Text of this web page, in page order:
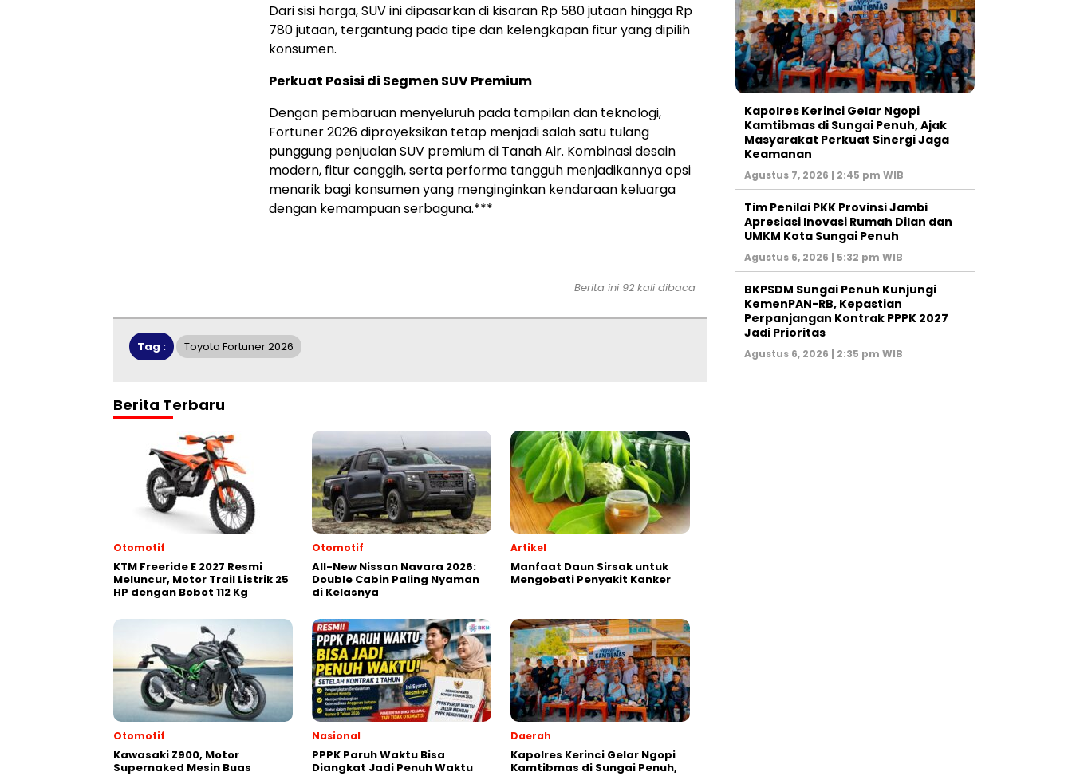
Dari sisi harga, SUV ini dipasarkan di kisaran Rp 580 jutaan hingga Rp
780 jutaan, tergantung pada tipe dan kelengkapan fitur yang dipilih
konsumen.
Perkuat Posisi di Segmen SUV Premium
Dengan pembaruan menyeluruh pada tampilan dan teknologi,
Fortuner 2026 diproyeksikan tetap menjadi salah satu tulang
punggung penjualan SUV premium di Tanah Air. Kombinasi desain
modern, fitur canggih, serta performa tangguh menjadikannya opsi
menarik bagi konsumen yang menginginkan kendaraan keluarga
dengan kemampuan serbaguna.***
Berita ini 92 kali dibaca
Tag : Toyota Fortuner 2026
Berita Terbaru
Otomotif
KTM Freeride E 2027 Resmi
Meluncur, Motor Trail Listrik 25
HP dengan Bobot 112 Kg
Otomotif
All-New Nissan Navara 2026:
Double Cabin Paling Nyaman
di Kelasnya
Artikel
Manfaat Daun Sirsak untuk
Mengobati Penyakit Kanker
Otomotif
Kawasaki Z900, Motor
Supernaked Mesin Buas
Nasional
PPPK Paruh Waktu Bisa
Diangkat Jadi Penuh Waktu
Daerah
Kapolres Kerinci Gelar Ngopi
Kamtibmas di Sungai Penuh,
Kapolres Kerinci Gelar Ngopi
Kamtibmas di Sungai Penuh, Ajak
Masyarakat Perkuat Sinergi Jaga
Keamanan
Agustus 7, 2026 | 2:45 pm WIB
Tim Penilai PKK Provinsi Jambi
Apresiasi Inovasi Rumah Dilan dan
UMKM Kota Sungai Penuh
Agustus 6, 2026 | 5:32 pm WIB
BKPSDM Sungai Penuh Kunjungi
KemenPAN-RB, Kepastian
Perpanjangan Kontrak PPPK 2027
Jadi Prioritas
Agustus 6, 2026 | 2:35 pm WIB